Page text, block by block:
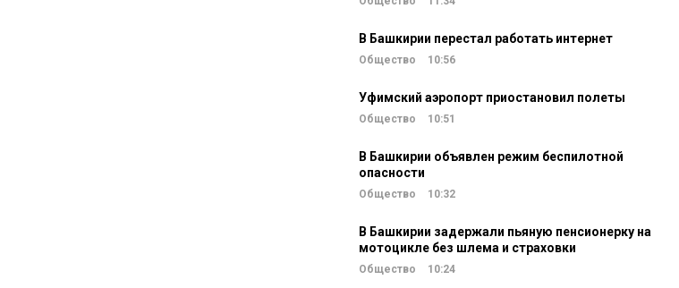
В Башкирии перестал работать интернет
Общество 10:56
Уфимский аэропорт приостановил полеты
Общество 10:51
В Башкирии объявлен режим беспилотной
опасности
Общество 10:32
В Башкирии задержали пьяную пенсионерку на
мотоцикле без шлема и страховки
Общество 10:24